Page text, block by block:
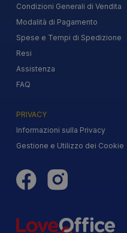
Condizioni Generali di Vendita
Modalità di Pagamento
Spese e Tempi di Spedizione
Resi
Assistenza
FAQ
PRIVACY
Informazioni sulla Privacy
Gestione e Utilizzo dei Cookie